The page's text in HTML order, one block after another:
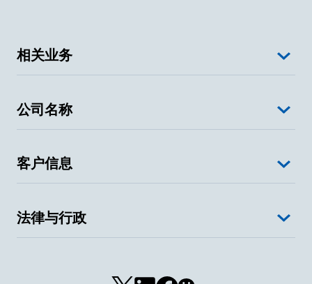
相关业务
公司名称
客户信息
法律与行政